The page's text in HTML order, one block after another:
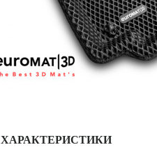
ХАРАКТЕРИСТИКИ